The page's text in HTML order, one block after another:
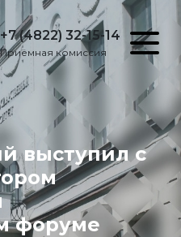
+7 (4822) 32-15-14
Приёмная комиссия
выступил с
форуме